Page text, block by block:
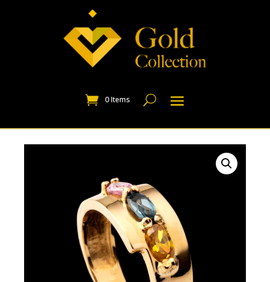
0 Items